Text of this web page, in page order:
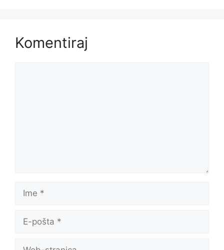
Komentiraj
Ime
pošta
Web-